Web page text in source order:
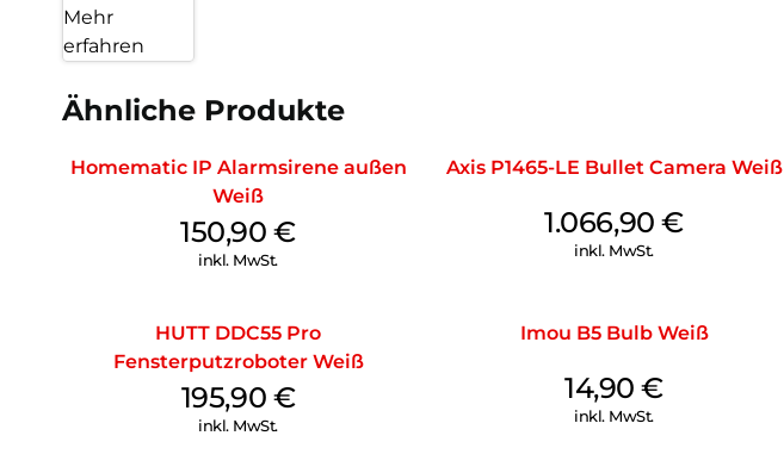
Mehr
erfahren
Ähnliche Produkte
Homematic IP Alarmsirene außen
Weiß
150,90€
inkl. MwSt.
Axis P1465-LE Bullet Camera Weiß
1.066,90€
inkl. MwSt.
HUTT DDC55 Pro
Fensterputzroboter Weiß
195,90 €
inkl. MwSt.
Imou B5 Bulb Weiß
14,90€
inkl. MwSt.